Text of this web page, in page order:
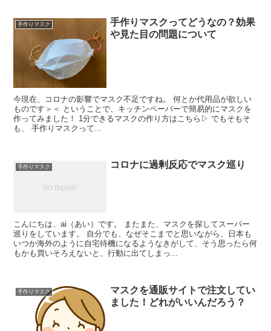
手作りマスク
手作りマスクってどうなの？効果
や見た目の問題について
今現在、コロナの影響でマスク不足ですね。 何とか代用品が欲しい
ものです＞＜ ということで、キッチンペーパーで簡易的にマスクを
作ってみました！ 1分できるマスクの作り方はこちら▷ でもそもそ
も、 手作りマスクって...
手作りマスク コロナに過剰反応でマスク巡り
こんにちは、ai（あい）です。 またまた、マスクを探してスーパー
巡りをしています。 自分でも、なぜそこまでと思いながら、日本も
いつか海外のように自宅待機になるようなきがして、そう思ったら何
もかも買いそろえないと、行動に出てしまっ...
手作りマスク
マスクを通販サイトで注文してい
ました！どれがいいんだろう？